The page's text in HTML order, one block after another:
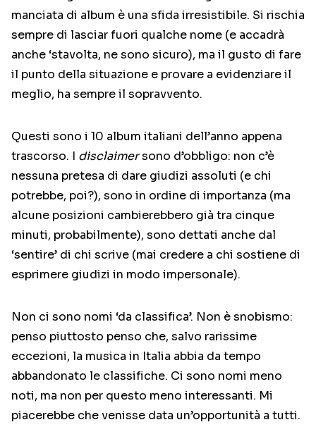
manciata di album è una sfida irresistibile. Si rischia
sempre di lasciar fuori qualche nome (e accadrà
anche ‘stavolta, ne sono sicuro), ma il gusto di fare
il punto della situazione e provare a evidenziare il
meglio, ha sempre il sopravvento.
Questi sono i 10 album italiani dell’anno appena
trascorso. I disclaimersono d’obbligo: non c’è
nessuna pretesa di dare giudizi assoluti (e chi
potrebbe, poi?), sono in ordine di importanza (ma
alcune posizioni cambierebbero già tra cinque
minuti, probabilmente), sono dettati anche dal
‘sentire’ di chi scrive (mai credere a chi sostiene di
esprimere giudizi in modo impersonale).
Non ci sono nomi ‘da classifica’. Non è snobismo:
penso piuttosto penso che, salvo rarissime
eccezioni, la musica in Italia abbia da tempo
abbandonato le classifiche. Ci sono nomi meno
noti, ma non per questo meno interessanti. Mi
piacerebbe che venisse data un’opportunità a tutti.